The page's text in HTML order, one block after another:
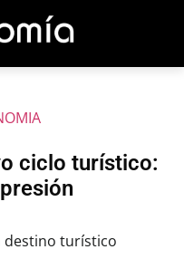
ciclo turístico:
destino turístico